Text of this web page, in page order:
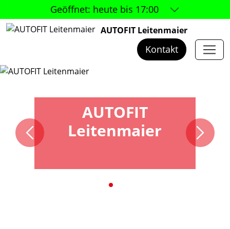
Geöffnet: heute bis 17:00
AUTOFIT Leitenmaier
Kontakt
AUTOFIT
Leitenmaier